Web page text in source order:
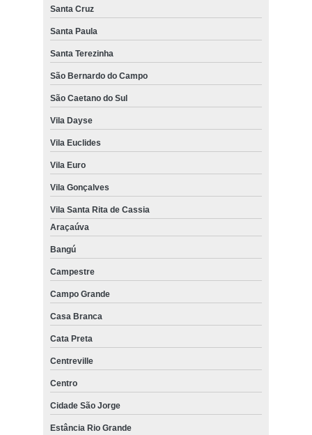
Santa Cruz
Santa Paula
Santa Terezinha
São Bernardo do Campo
São Caetano do Sul
Vila Dayse
Vila Euclides
Vila Euro
Vila Gonçalves
Vila Santa Rita de Cassia
Araçaúva
Bangú
Campestre
Campo Grande
Casa Branca
Cata Preta
Centreville
Centro
Cidade São Jorge
Estância Rio Grande